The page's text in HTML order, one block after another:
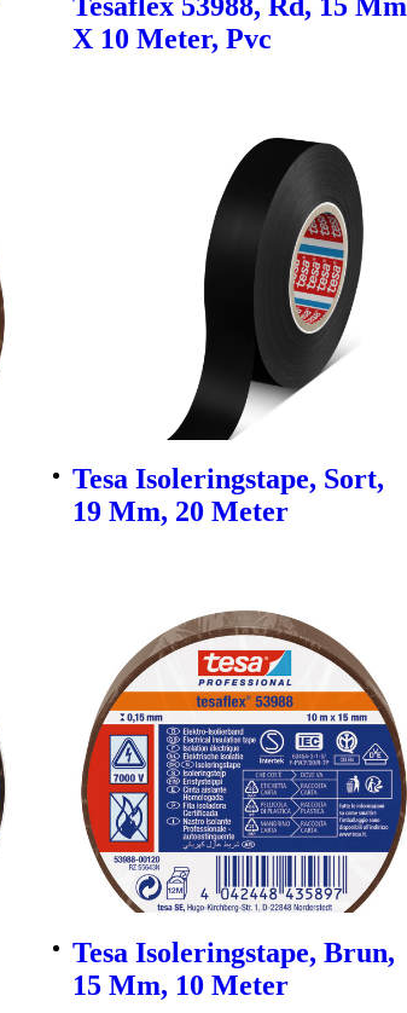
X 10 Meter, Pvc
Tesa Isoleringstape, Sort,
19 Mm, 20 Meter
Tesa Isoleringstape, Brun,
15 Mm, 10 Meter